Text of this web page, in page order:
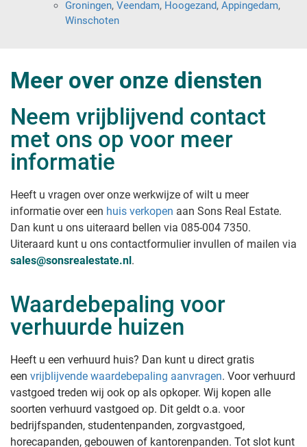
Groningen, Veendam, Hoogezand, Appingedam,
Winschoten
Meer over onze diensten
Neem vrijblijvend contact
met ons op voor meer
informatie
Heeft u vragen over onze werkwijze of wilt u meer
informatie over een huis verkopen aan Sons Real Estate.
Dan kunt u ons uiteraard bellen via 085-004 7350.
Uiteraard kunt u ons contactformulier invullen of mailen via
sales@sonsrealestate.nl .
Waardebepaling voor
verhuurde huizen
Heeft u een verhuurd huis? Dan kunt u direct gratis
een vrijblijvende waardebepaling aanvragen. Voor verhuurd
vastgoed treden wij ook op als opkoper. Wij kopen alle
soorten verhuurd vastgoed op. Dit geldt o.a. voor
bedrijfspanden, studentenpanden, zorgvastgoed,
horecapanden, gebouwen of kantorenpanden. Tot slot kunt